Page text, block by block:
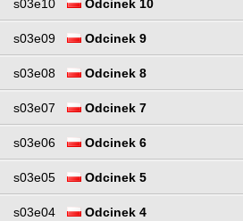
s03e10 Odcinek 10
s03e09 Odcinek 9
s03e08 Odcinek 8
s03e07 Odcinek 7
s03e06 Odcinek 6
s03e05 Odcinek 5
s03e04 Odcinek 4